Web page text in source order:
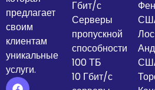
предлагает
своим
клиентам
уникальные
услуги.
Гбит/с
Серверы
пропускной
способности
100 ТБ
10 Гбит/с